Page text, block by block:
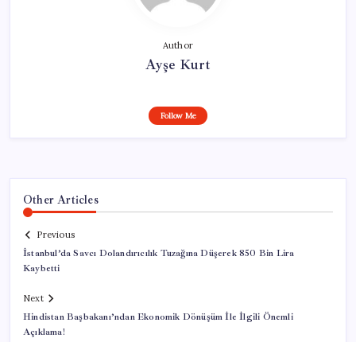
Author
Ayşe Kurt
Follow Me
Other Articles
Previous
İstanbul’da Savcı Dolandırıcılık Tuzağına Düşerek 850 Bin Lira
Kaybetti
Next
Hindistan Başbakanı’ndan Ekonomik Dönüşüm İle İlgili Önemli
Açıklama!